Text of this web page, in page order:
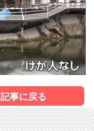
記事に戻る